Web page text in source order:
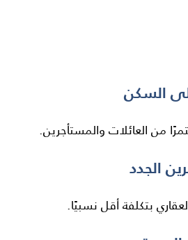
السكن
من العائلات والمستأجرين.
الجدد
بتكلفة أقل نسبيًا.